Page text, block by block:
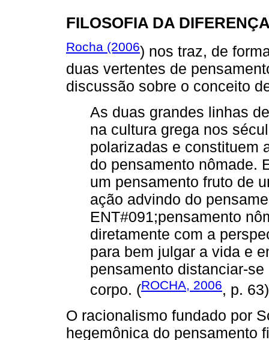
FILOSOFIA DA
Rocha (2006) nos traz, de
duas vertentes de
discussão sobre o conceito
As duas grandes linhas
na cultura grega nos
polarizadas e constituem
do pensamento nômade.
um pensamento fruto de
ação advindo do
ENT#091;pensamento
diretamente com a
para bem julgar a vida e
pensamento distanciar-
corpo. (ROCHA, 2006, p. 63)
O racionalismo fundado por
hegemônica do pensamento